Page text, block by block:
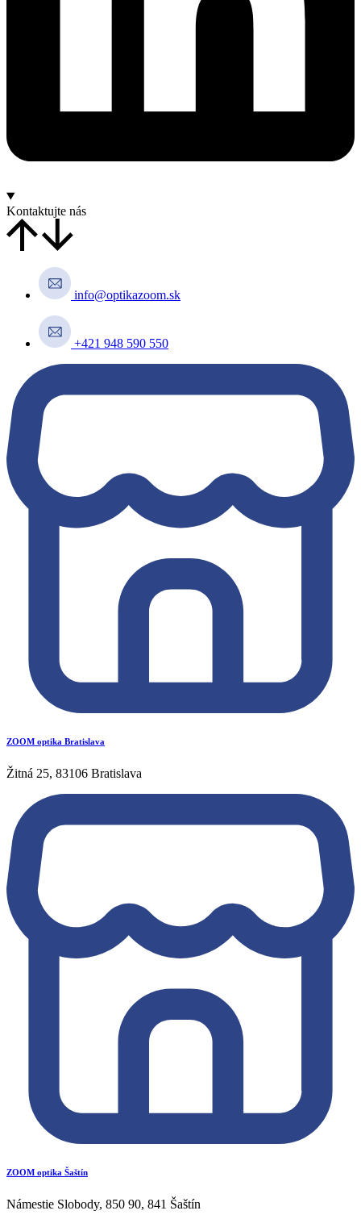
Kontaktujte nás
info@optikazoom.sk
+421 948 590 550
ZOOM optika Bratislava
Žitná 25, 83106 Bratislava
ZOOM optika Šaštín
Námestie Slobody, 850 90, 841 Šaštín